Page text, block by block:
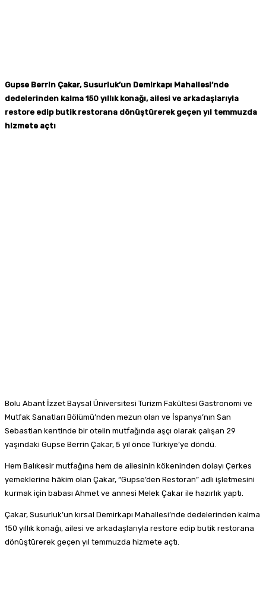
Gupse Berrin Çakar, Susurluk’un Demirkapı Mahallesi’nde
dedelerinden kalma 150 yıllık konağı, ailesi ve arkadaşlarıyla
restore edip butik restorana dönüştürerek geçen yıl temmuzda
hizmete açtı
Bolu Abant İzzet Baysal Üniversitesi Turizm Fakültesi Gastronomi ve
Mutfak Sanatları Bölümü’nden mezun olan ve İspanya’nın San
Sebastian kentinde bir otelin mutfağında aşçı olarak çalışan 29
yaşındaki Gupse Berrin Çakar, 5 yıl önce Türkiye’ye döndü.
Hem Balıkesir mutfağına hem de ailesinin kökeninden dolayı Çerkes
yemeklerine hâkim olan Çakar, “Gupse’den Restoran” adlı işletmesini
kurmak için babası Ahmet ve annesi Melek Çakar ile hazırlık yaptı.
Çakar, Susurluk’un kırsal Demirkapı Mahallesi’nde dedelerinden kalma
150 yıllık konağı, ailesi ve arkadaşlarıyla restore edip butik restorana
dönüştürerek geçen yıl temmuzda hizmete açtı.